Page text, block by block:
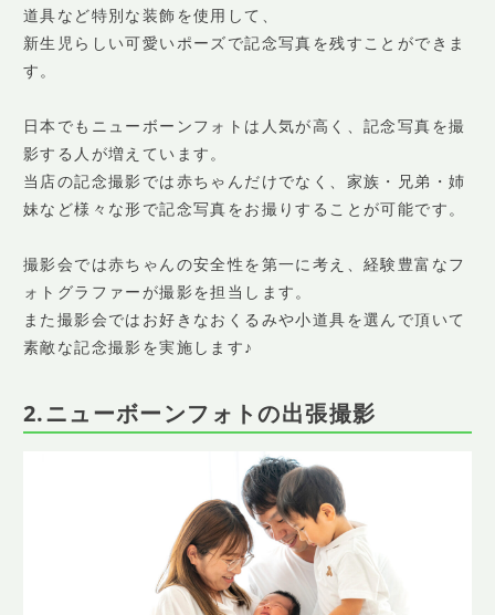
道具など特別な装飾を使用して、
新生児らしい可愛いポーズで記念写真を残すことができま
す。
日本でもニューボーンフォトは人気が高く、記念写真を撮
影する人が増えています。
当店の記念撮影では赤ちゃんだけでなく、家族・兄弟・姉
妹など様々な形で記念写真をお撮りすることが可能です。
撮影会では赤ちゃんの安全性を第一に考え、経験豊富なフ
ォトグラファーが撮影を担当します。
また撮影会ではお好きなおくるみや小道具を選んで頂いて
素敵な記念撮影を実施します♪
2.ニューボーンフォトの出張撮影